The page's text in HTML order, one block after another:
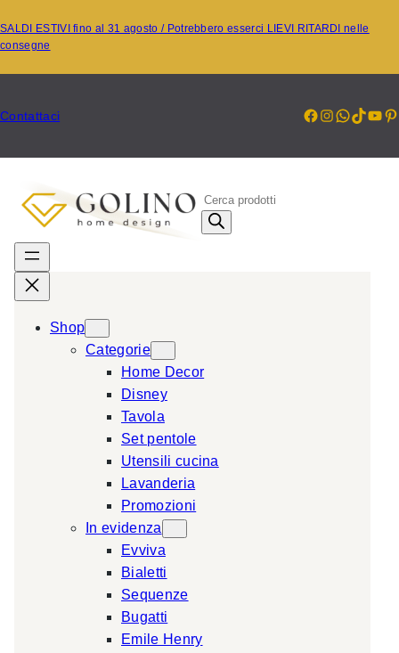
al
contenuto
SALDI ESTIVI fino al 31 agosto / Potrebbero esserci LIEVI RITARDI nelle
consegne
Contattaci Facebook
P
s
c
Shop
Categorie
Home Decor
Disney
Tavola
Set pentole
Utensili cucina
Lavanderia
Promozioni
In evidenza
Evviva
Bialetti
Sequenze
Bugatti
Emile Henry